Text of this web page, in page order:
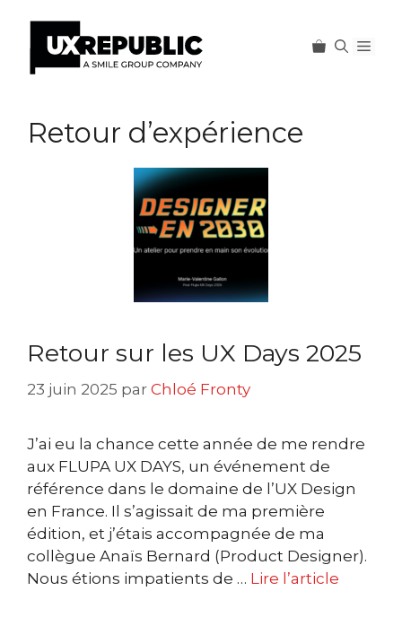
contenuRetour d’expérience
Retour sur les UX Days 2025
23 juin 2025 par Chloé Fronty
J’ai eu la chance cette année de me rendre
aux FLUPA UX DAYS, un événement de
référence dans le domaine de l’UX Design
en France. Il s’agissait de ma première
édition, et j’étais accompagnée de ma
collègue Anaïs Bernard (Product Designer).
Nous étions impatients de … Lire l’article